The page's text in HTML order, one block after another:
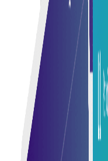
ลดข้อผิดพลาดด้วยกา
โดยอัตโนมัติ เพื่อให้ก
เชื่อถือได้
การติดตามที่ได้รับการปรับปรุ
ติดตามสถานะใบแจ้ง